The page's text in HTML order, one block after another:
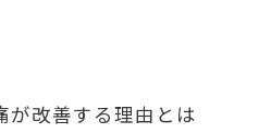
が改善する理由とは